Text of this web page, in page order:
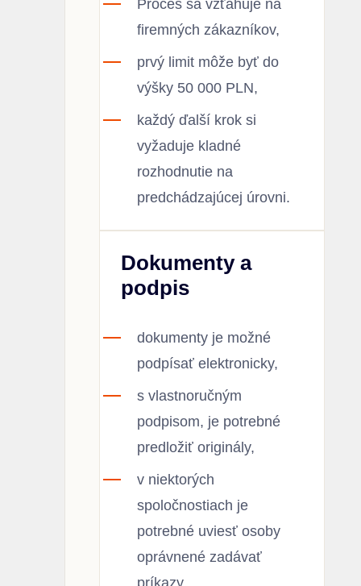
Proces sa vzťahuje na
firemných zákazníkov,
prvý limit môže byť do
výšky 50 000 PLN,
každý ďalší krok si
vyžaduje kladné
rozhodnutie na
predchádzajúcej úrovni.
Dokumenty a
podpis
dokumenty je možné
podpísať elektronicky,
s vlastnoručným
podpisom, je potrebné
predložiť originály,
v niektorých
spoločnostiach je
potrebné uviesť osoby
oprávnené zadávať
príkazy.